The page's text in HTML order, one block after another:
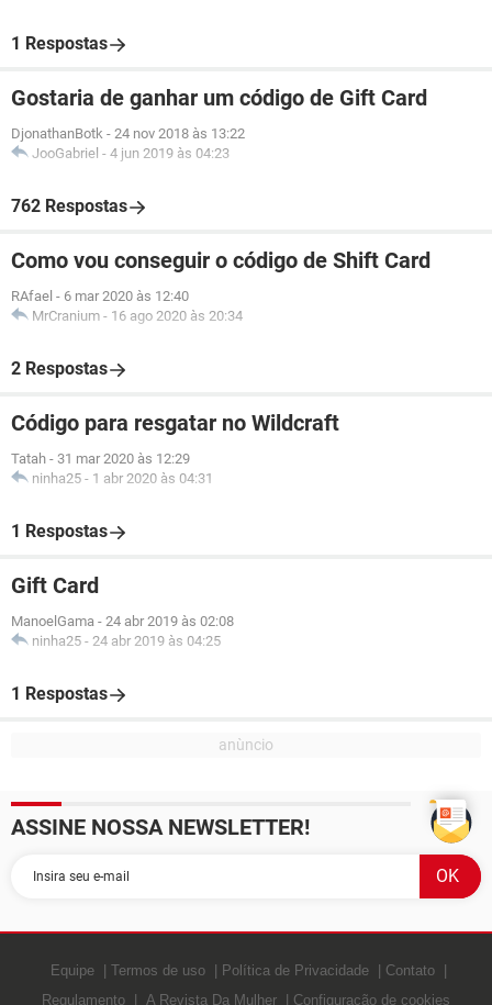
1 Respostas
Gostaria de ganhar um código de Gift Card
DjonathanBotk - 24 nov 2018 às 13:22
JooGabriel - 4 jun 2019 às 04:23
762 Respostas
Como vou conseguir o código de Shift Card
RAfael - 6 mar 2020 às 12:40
MrCranium - 16 ago 2020 às 20:34
2 Respostas
Código para resgatar no Wildcraft
Tatah - 31 mar 2020 às 12:29
ninha25 - 1 abr 2020 às 04:31
1 Respostas
Gift Card
ManoelGama - 24 abr 2019 às 02:08
ninha25 - 24 abr 2019 às 04:25
1 Respostas
ASSINE NOSSA NEWSLETTER!
Equipe Termos de uso Política de Privacidade
Contato
Regulamento
A Revista Da Mulher Configuração de cookies